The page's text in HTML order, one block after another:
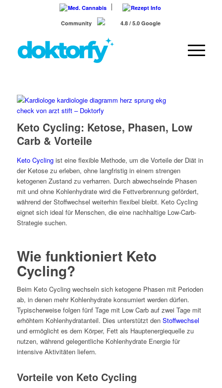
Med. Cannabis Rezept Info
Community 4.8 / 5.0 Google
Keto Cycling: Ketose, Phasen, Low
Carb & Vorteile
Keto Cyclingist eine flexible Methode, um die Vorteile der Diät in
der Ketose zu erleben, ohne langfristig in einem strengen
ketogenen Zustand zu verharren. Durch abwechselnde Phasen
mit und ohne Kohlenhydrate wird die Fettverbrennung gefördert,
während der Stoffwechsel weiterhin flexibel bleibt. Keto Cycling
eignet sich ideal für Menschen, die eine nachhaltige Low-Carb-
Strategie suchen.
Wie funktioniert Keto
Cycling?
Beim Keto Cycling wechseln sich ketogene Phasen mit Perioden
ab, in denen mehr Kohlenhydrate konsumiert werden dürfen.
Typischerweise folgen fünf Tage mit Low Carb auf zwei Tage mit
erhöhtem Kohlenhydratanteil. Dies unterstützt den Stoffwechsel
und ermöglicht es dem Körper, Fett als Hauptenergiequelle zu
nutzen, während gelegentliche Kohlenhydrate Energie für
intensive Aktivitäten liefern.
Vorteile von Keto Cycling